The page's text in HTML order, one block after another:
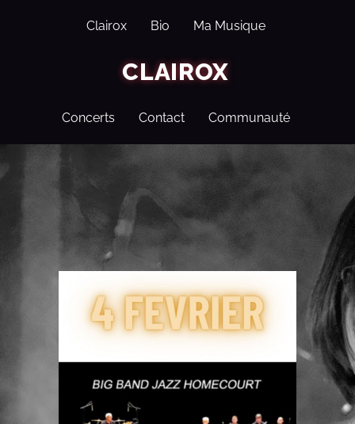
Clairox Bio Ma Musique
CLAIROX
Concerts Contact Communauté